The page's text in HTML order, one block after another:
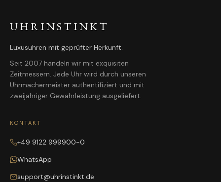
UHRINSTINKT
Luxusuhren mit geprüfter Herkunft.
Seit 2007 handeln wir mit exquisiten
Zeitmessern. Jede Uhr wird durch unseren
Uhrmachermeister authentifiziert und mit
zweijähriger Gewährleistung ausgeliefert.
KONTAKT
+49 9122 999900-0
WhatsApp
support@uhrinstinkt.de